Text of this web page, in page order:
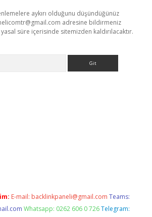
aykırı olduğunu düşündüğünüz
adresine bildirmeniz
süre içerisinde sitemizden kaldırılacaktır.
E-mail: backlinkpaneli@gmail.com Teams:
Whatsapp: 0262 606 0 726 Telegram: